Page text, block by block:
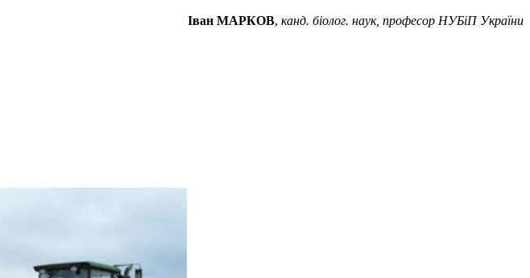
Іван МАРКОВ, канд. біолог. наук, професор НУБіП України